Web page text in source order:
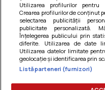
Termeni si conditii |
confidentialitate
Utilizarea profilurilor pentru
Crearea profilurilor de conținut
selectarea publicității
publicitate personalizată.
Înțelegerea publicului prin
diferite. Utilizarea de date
Utilizarea datelor limitate
geolocație și identificarea prin
Listă parteneri (furnizori)